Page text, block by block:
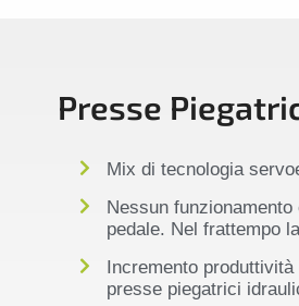
Presse
Mix di tecnologia
Nessun
pedale. Nel frattempo
Incremento
presse piegatrici